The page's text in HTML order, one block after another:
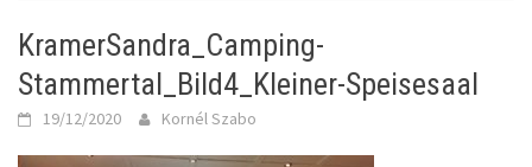
KramerSandra_Camping-
Stammertal_Bild4_Kleiner-Speisesaal
19/12/2020 Kornél Szabo